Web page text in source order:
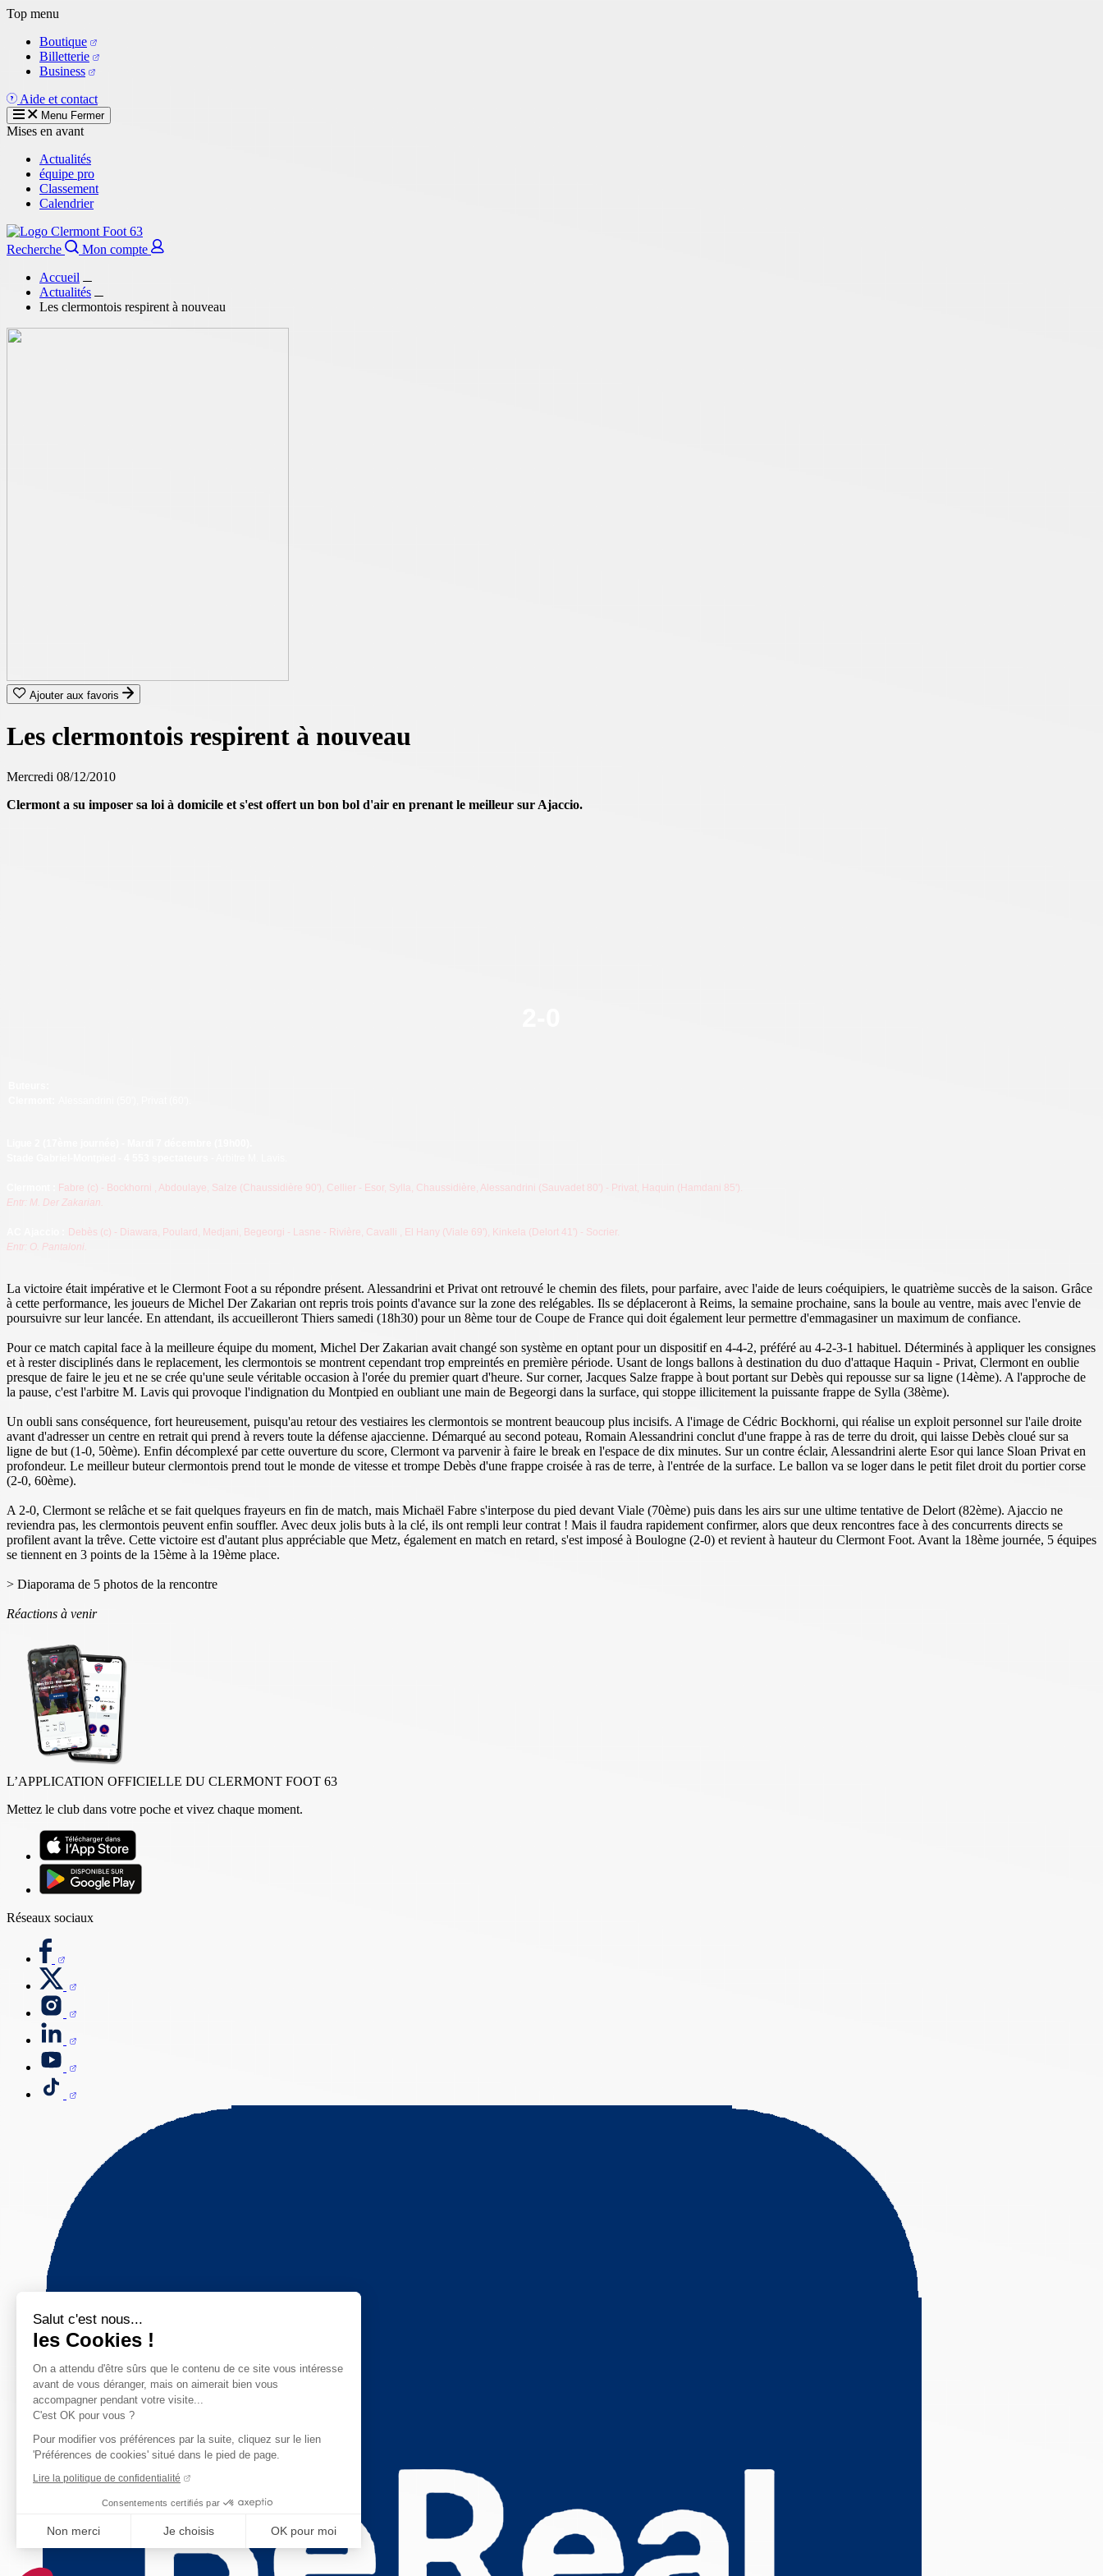
Salut c'est nous...
les Cookies !
On a attendu d'être sûrs que le contenu de ce site vous intéresse
avant de vous déranger, mais on aimerait bien vous
accompagner pendant votre visite...
C'est OK pour vous ?
Pour modifier vos préférences par la suite, cliquez sur le lien
'Préférences de cookies' situé dans le pied de page.
Lire la politique de confidentialité
Consentements certifiés par
Non merci Je choisis OK pour moi
Plateforme de Gestion du Consentement : Personnalisez vos Options
Aller
contenu
principal
Top menu
Boutique
Billetterie
Business
Aide et contact
Menu Fermer
Mises en avant
Actualités
équipe pro
Classement
Calendrier
Recherche
Mon compte
Accueil
Actualités
Les clermontois respirent à nouveau
Ajouter aux favoris
Les clermontois respirent à nouveau
Mercredi 08/12/2010
Clermont a su imposer sa loi à domicile et s'est offert un bon bol d'air en prenant le meilleur sur Ajaccio.
Fabre (c) - Bockhorni , Abdoulaye, Salze (Chaussidière 90'), Cellier - Esor, Sylla, Chaussidière, Alessandrini (Sauvadet 80') - Privat, Haquin (Hamdani 85').
Entr: M. Der Zakarian.
Debès (c) - Diawara, Poulard, Medjani, Begeorgi - Lasne - Rivière, Cavalli , El Hany (Viale 69'), Kinkela (Delort 41') - Socrier.
Entr: O. Pantaloni.
La victoire était impérative et le Clermont Foot a su répondre présent. Alessandrini et Privat ont retrouvé le chemin des filets, pour parfaire, avec l'aide de leurs coéquipiers, le quatrième succès de la saison. Grâce
à cette performance, les joueurs de Michel Der Zakarian ont repris trois points d'avance sur la zone des relégables. Ils se déplaceront à Reims, la semaine prochaine, sans la boule au ventre, mais avec l'envie de
poursuivre sur leur lancée. En attendant, ils accueilleront Thiers samedi (18h30) pour un 8ème tour de Coupe de France qui doit également leur permettre d'emmagasiner un maximum de confiance.
Pour ce match capital face à la meilleure équipe du moment, Michel Der Zakarian avait changé son système en optant pour un dispositif en 4-4-2, préféré au 4-2-3-1 habituel. Déterminés à appliquer les consignes
et à rester disciplinés dans le replacement, les clermontois se montrent cependant trop empreintés en première période. Usant de longs ballons à destination du duo d'attaque Haquin - Privat, Clermont en oublie
presque de faire le jeu et ne se crée qu'une seule véritable occasion à l'orée du premier quart d'heure. Sur corner, Jacques Salze frappe à bout portant sur Debès qui repousse sur sa ligne (14ème). A l'approche de
la pause, c'est l'arbitre M. Lavis qui provoque l'indignation du Montpied en oubliant une main de Begeorgi dans la surface, qui stoppe illicitement la puissante frappe de Sylla (38ème).
Un oubli sans conséquence, fort heureusement, puisqu'au retour des vestiaires les clermontois se montrent beaucoup plus incisifs. A l'image de Cédric Bockhorni, qui réalise un exploit personnel sur l'aile droite
avant d'adresser un centre en retrait qui prend à revers toute la défense ajaccienne. Démarqué au second poteau, Romain Alessandrini conclut d'une frappe à ras de terre du droit, qui laisse Debès cloué sur sa
ligne de but (1-0, 50ème). Enfin décomplexé par cette ouverture du score, Clermont va parvenir à faire le break en l'espace de dix minutes. Sur un contre éclair, Alessandrini alerte Esor qui lance Sloan Privat en
profondeur. Le meilleur buteur clermontois prend tout le monde de vitesse et trompe Debès d'une frappe croisée à ras de terre, à l'entrée de la surface. Le ballon va se loger dans le petit filet droit du portier corse
(2-0, 60ème).
A 2-0, Clermont se relâche et se fait quelques frayeurs en fin de match, mais Michaël Fabre s'interpose du pied devant Viale (70ème) puis dans les airs sur une ultime tentative de Delort (82ème). Ajaccio ne
reviendra pas, les clermontois peuvent enfin souffler. Avec deux jolis buts à la clé, ils ont rempli leur contrat ! Mais il faudra rapidement confirmer, alors que deux rencontres face à des concurrents directs se
profilent avant la trêve. Cette victoire est d'autant plus appréciable que Metz, également en match en retard, s'est imposé à Boulogne (2-0) et revient à hauteur du Clermont Foot. Avant la 18ème journée, 5 équipes
se tiennent en 3 points de la 15ème à la 19ème place.
> Diaporama de 5 photos de la rencontre
Réactions à venir
L’APPLICATION OFFICIELLE DU CLERMONT FOOT 63
Mettez le club dans votre poche et vivez chaque moment.
Réseaux sociaux